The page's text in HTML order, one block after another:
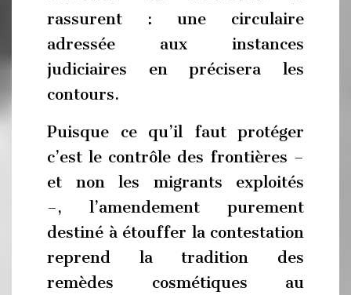
rassurent : une circulaire
adressée aux instances
judiciaires en précisera les
contours.
Puisque ce qu’il faut protéger
c’est le contrôle des frontières –
et non les migrants exploités
–, l’amendement purement
destiné à étouffer la contestation
reprend la tradition des
remèdes cosmétiques au